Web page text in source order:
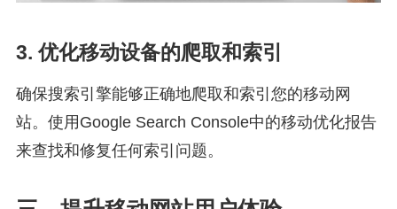
3. 优化移动设备的爬取和索引
确保搜索引擎能够正确地爬取和索引您的移动网
站。使用Google Search Console中的移动优化报告
来查找和修复任何索引问题。